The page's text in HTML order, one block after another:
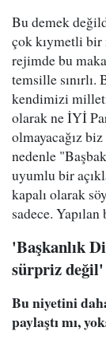
Bu demek
çok kıymetli
rejimde bu
temsille
kendimizi
olarak ne İYİ
olmayacağız
nedenle
uyumlu bir
kapalı olarak
sadece. Yapılan
'Başkanlık
sürpriz değil'
Bu niyetini
paylaştı mı,